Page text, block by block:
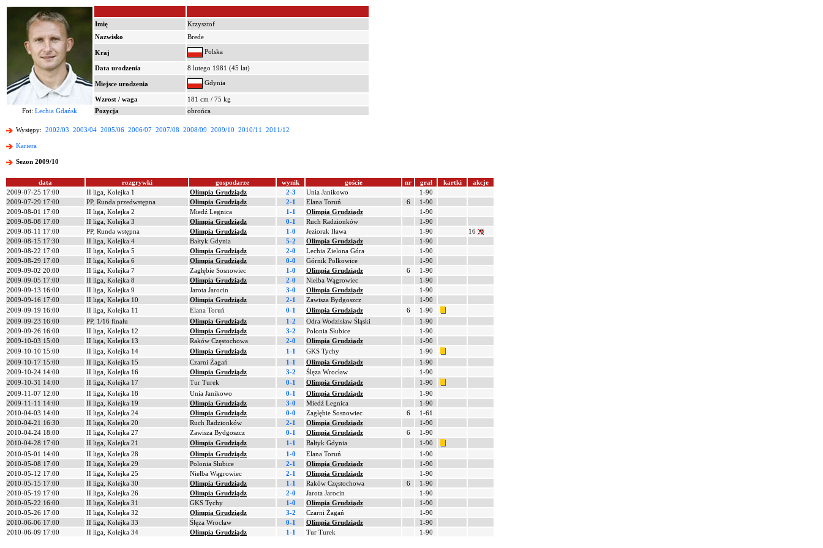
Imię
Krzysztof
Nazwisko
Brede
Kraj Polska
Data urodzenia 8 lutego 1981 (45 lat)
Miejsce urodzenia Gdynia
Wzrost / waga
181 cm / 75 kg
Fot: Lechia Gdańsk Pozycja obrońca
Występy: 2002/03 2003/04 2005/06 2006/07 2007/08 2008/09 2009/10 2010/11 2011/12
Kariera
Sezon 2009/10
data rozgrywki gospodarze wynik goście nr grał kartki
akcje
2009-07-25 17:00
II liga, Kolejka 1 Olimpia Grudziądz 2-3 Unia Janikowo
1-90
2009-07-29 17:00
PP, Runda przedwstępna Olimpia Grudziądz 2-1 Elana Toruń 6
1-90
2009-08-01 17:00
II liga, Kolejka 2 Miedź Legnica 1-1 Olimpia Grudziądz
1-90
2009-08-08 17:00
II liga, Kolejka 3 Olimpia Grudziądz 0-1 Ruch Radzionków
1-90
2009-08-11 17:00
PP, Runda wstępna Olimpia Grudziądz 1-0 Jeziorak Iława 1-90
16
2009-08-15 17:30
II liga, Kolejka 4 Bałtyk Gdynia 5-2 Olimpia Grudziądz
1-90
2009-08-22 17:00
II liga, Kolejka 5 Olimpia Grudziądz 2-0 Lechia Zielona Góra
1-90
2009-08-29 17:00
II liga, Kolejka 6 Olimpia Grudziądz 0-0 Górnik Polkowice
1-90
2009-09-02 20:00
II liga, Kolejka 7 Zagłębie Sosnowiec 1-0 Olimpia Grudziądz 6
1-90
2009-09-05 17:00
II liga, Kolejka 8 Olimpia Grudziądz 2-0 Nielba Wągrowiec
1-90
2009-09-13 16:00
II liga, Kolejka 9 Jarota Jarocin 3-0 Olimpia Grudziądz
1-90
2009-09-16 17:00
II liga, Kolejka 10 Olimpia Grudziądz 2-1 Zawisza Bydgoszcz
1-90
2009-09-19 16:00
II liga, Kolejka 11 Elana Toruń 0-1 Olimpia Grudziądz 6
1-90
2009-09-23 16:00
PP, 1/16 finału Olimpia Grudziądz 1-2 Odra Wodzisław Śląski
1-90
2009-09-26 16:00
II liga, Kolejka 12 Olimpia Grudziądz 3-2 Polonia Słubice
1-90
2009-10-03 15:00
II liga, Kolejka 13 Raków Częstochowa 2-0 Olimpia Grudziądz
1-90
2009-10-10 15:00
II liga, Kolejka 14 Olimpia Grudziądz 1-1 GKS Tychy
1-90
2009-10-17 15:00
II liga, Kolejka 15 Czarni Żagań 1-1 Olimpia Grudziądz
1-90
2009-10-24 14:00
II liga, Kolejka 16 Olimpia Grudziądz 3-2 Ślęza Wrocław
1-90
2009-10-31 14:00
II liga, Kolejka 17 Tur Turek 0-1 Olimpia Grudziądz
1-90
2009-11-07 12:00
II liga, Kolejka 18 Unia Janikowo 0-1 Olimpia Grudziądz
1-90
2009-11-11 14:00
II liga, Kolejka 19 Olimpia Grudziądz 3-0 Miedź Legnica
1-90
2010-04-03 14:00
II liga, Kolejka 24 Olimpia Grudziądz 0-0 Zagłębie Sosnowiec 6
1-61
2010-04-21 16:30
II liga, Kolejka 20 Ruch Radzionków 2-1 Olimpia Grudziądz
1-90
2010-04-24 18:00
II liga, Kolejka 27 Zawisza Bydgoszcz 0-1 Olimpia Grudziądz 6
1-90
2010-04-28 17:00
II liga, Kolejka 21 Olimpia Grudziądz 1-1 Bałtyk Gdynia
1-90
2010-05-01 14:00
II liga, Kolejka 28 Olimpia Grudziądz 1-0 Elana Toruń
1-90
2010-05-08 17:00
II liga, Kolejka 29 Polonia Słubice 2-1 Olimpia Grudziądz
1-90
2010-05-12 17:00
II liga, Kolejka 25 Nielba Wągrowiec 2-1 Olimpia Grudziądz
1-90
2010-05-15 17:00
II liga, Kolejka 30 Olimpia Grudziądz 1-1 Raków Częstochowa 6
1-90
2010-05-19 17:00
II liga, Kolejka 26 Olimpia Grudziądz 2-0 Jarota Jarocin
1-90
2010-05-22 16:00
II liga, Kolejka 31 GKS Tychy 1-0 Olimpia Grudziądz
1-90
2010-05-26 17:00
II liga, Kolejka 32 Olimpia Grudziądz 3-2 Czarni Żagań
1-90
2010-06-06 17:00
II liga, Kolejka 33 Ślęza Wrocław 0-1 Olimpia Grudziądz
1-90
2010-06-09 17:00
II liga, Kolejka 34 Olimpia Grudziądz 1-1 Tur Turek 1-90